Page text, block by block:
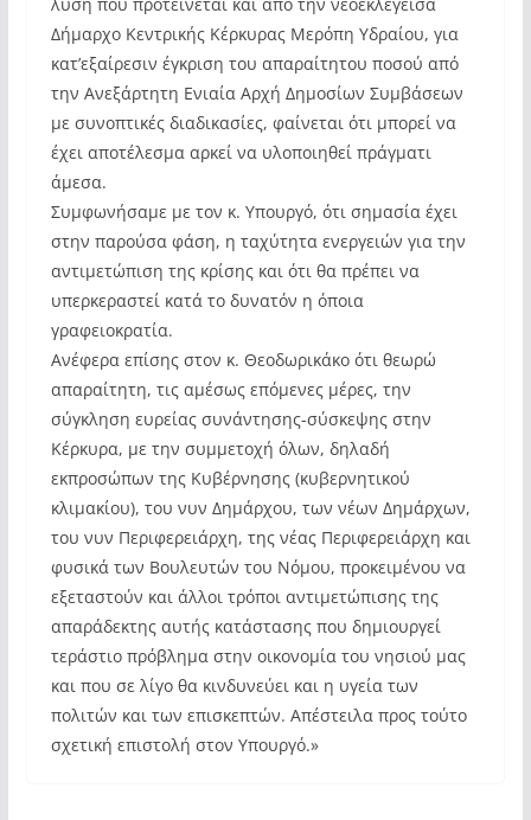
Δήμαρχο Κεντρικής Κέρκυρας Μερόπη Υδραίου, για
κατ’εξαίρεσιν έγκριση του απαραίτητου ποσού από
την Ανεξάρτητη Ενιαία Αρχή Δημοσίων Συμβάσεων
με συνοπτικές διαδικασίες, φαίνεται ότι μπορεί να
έχει αποτέλεσμα αρκεί να υλοποιηθεί πράγματι
άμεσα.
Συμφωνήσαμε με τον κ. Υπουργό, ότι σημασία έχει
στην παρούσα φάση, η ταχύτητα ενεργειών για την
αντιμετώπιση της κρίσης και ότι θα πρέπει να
υπερκεραστεί κατά το δυνατόν η όποια
γραφειοκρατία.
Ανέφερα επίσης στον κ. Θεοδωρικάκο ότι θεωρώ
απαραίτητη, τις αμέσως επόμενες μέρες, την
σύγκληση ευρείας συνάντησης-σύσκεψης στην
Κέρκυρα, με την συμμετοχή όλων, δηλαδή
εκπροσώπων της Κυβέρνησης (κυβερνητικού
κλιμακίου), του νυν Δημάρχου, των νέων Δημάρχων,
του νυν Περιφερειάρχη, της νέας Περιφερειάρχη και
φυσικά των Βουλευτών του Νόμου, προκειμένου να
εξεταστούν και άλλοι τρόποι αντιμετώπισης της
απαράδεκτης αυτής κατάστασης που δημιουργεί
τεράστιο πρόβλημα στην οικονομία του νησιού μας
και που σε λίγο θα κινδυνεύει και η υγεία των
πολιτών και των επισκεπτών. Απέστειλα προς τούτο
σχετική επιστολή στον Υπουργό.»